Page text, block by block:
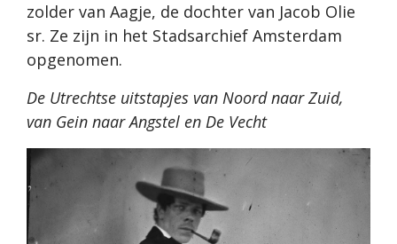
zolder van Aagje, de dochter van Jacob Olie
sr. Ze zijn in het Stadsarchief Amsterdam
opgenomen.
De Utrechtse uitstapjes van Noord naar Zuid,
van Gein naar Angstel en De Vecht